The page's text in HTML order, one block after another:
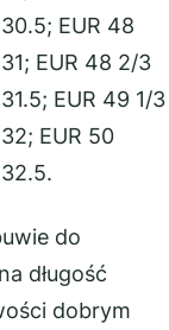
EUR 48
EUR 48 2/3
EUR 49 1/3
EUR 50
do
długość
dobrym